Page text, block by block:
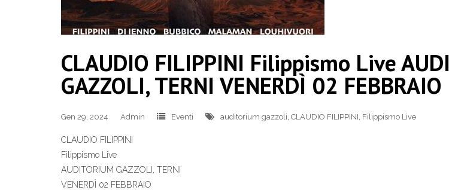
CLAUDIO FILIPPINI Filippismo Live
GAZZOLI, TERNI VENERDÌ 02 FEBBRAIO
Gen 29, 2024 Admin Eventi auditorium gazzoli, CLAUDIO FILIPPINI, Filippismo Live
CLAUDIO FILIPPINI
Filippismo Live
AUDITORIUM GAZZOLI, TERNI
VENERDÌ 02 FEBBRAIO